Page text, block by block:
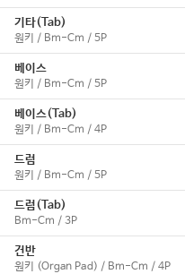
기타(Tab)
원키 / Bm-Cm / 5P
베이스
원키 / Bm-Cm / 5P
베이스(Tab)
원키 / Bm-Cm / 4P
드럼
원키 / Bm-Cm / 5P
드럼(Tab)
Bm-Cm / 3P
건반
원키 (Organ Pad) / Bm-Cm / 4P